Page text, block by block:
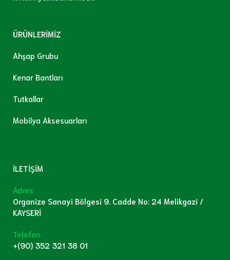
ÜRÜNLERİMİZ
Ahşap Grubu
Kenar Bantları
Tutkallar
Mobilya Aksesuarları
İLETİŞİM
Adres
Organize Sanayi Bölgesi 9. Cadde No: 24 Melikgazi /
KAYSERİ
Telefon
+(90) 352 321 38 01